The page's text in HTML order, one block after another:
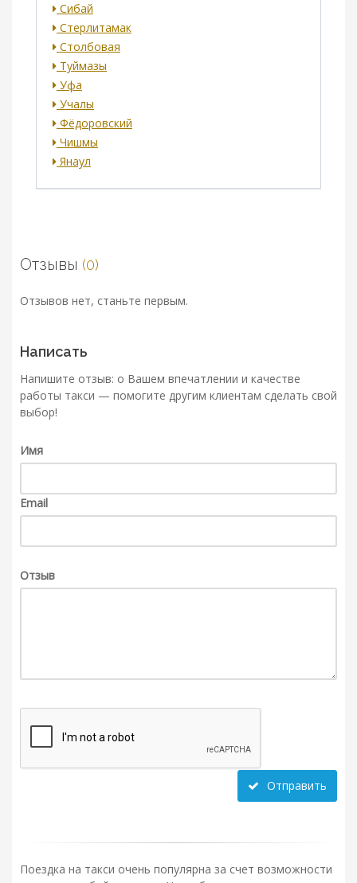
Сибай
Стерлитамак
Столбовая
Туймазы
Уфа
Учалы
Фёдоровский
Чишмы
Янаул
Отзывы (0)
Отзывов нет, станьте первым.
Написать
Напишите отзыв: о Вашем впечатлении и качестве
работы такси — помогите другим клиентам сделать свой
выбор!
Имя
Email
Отзыв
Отправить
Поездка на такси очень популярна за счет возможности